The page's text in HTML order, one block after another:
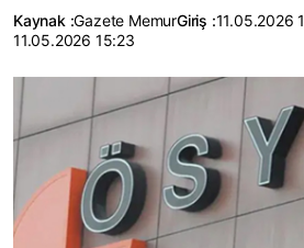
Kaynak :Gazete MemurGiriş :11.05.2026
11.05.2026 15:23